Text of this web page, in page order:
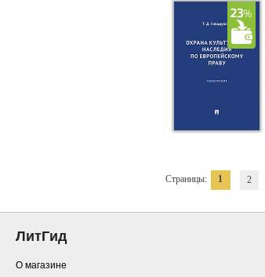
Страницы: 1 2
ЛитГид
О магазине